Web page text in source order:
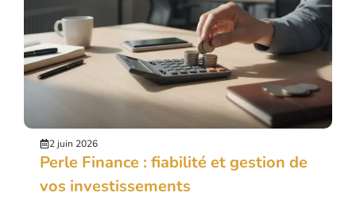
2 juin 2026
Perle Finance : fiabilité et gestion de
vos investissements